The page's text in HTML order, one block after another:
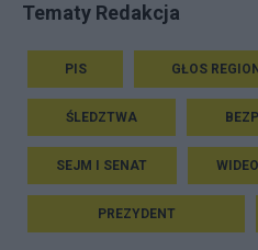
Tematy Redakcja
PIS GŁOS
ŚLEDZTWA
SEJM I SENAT
PREZYDENT